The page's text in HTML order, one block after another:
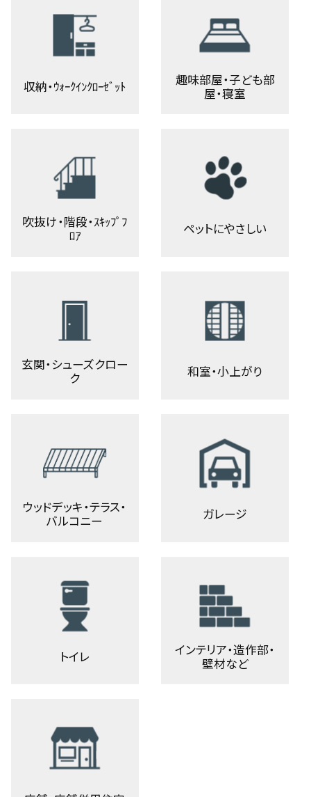
収納・ｳｫｰｸｲﾝｸﾛｰｾﾞｯﾄ
趣味部屋・子ども部
屋・寝室
吹抜け・階段・ｽｷｯﾌﾟﾌ
ﾛｱ
ペットにやさしい
玄関・シューズクロー
ク
和室・小上がり
ウッドデッキ・テラス・
バルコニー
ガレージ
トイレ
インテリア・造作部・
壁材など